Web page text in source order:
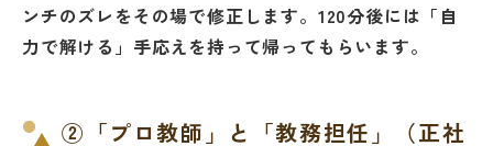
ンチのズレをその場で修正します。120分後には「自
力で解ける」手応えを持って帰ってもらいます。
②「プロ教師」と「教務担任」（正社